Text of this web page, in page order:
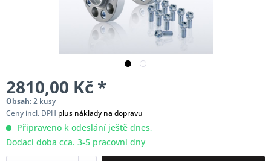
2810,00 Kč *
Obsah:2 kusy
Ceny incl. DPH plus náklady na dopravu
Připraveno k odeslání ještě dnes,
Dodací doba cca. 3-5 pracovní dny